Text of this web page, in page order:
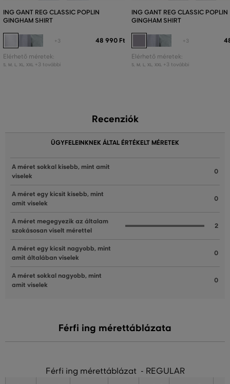
ING GANT REG CLASSIC POPLIN
GINGHAM SHIRT
+3 48 990 Ft
Elérhető méretek:
S M L XL XXL +3 további
ING GANT REG CLASSIC POPLIN
GINGHAM SHIRT
+3
Elérhető méretek:
S M L XL XXL +3 további
Recenziók
ÜGYFELEINKNEK ÁLTAL ÉRTÉKELT MÉRETEK
A méret sokkal kisebb, mint amit
viselek
0
A méret egy kicsit kisebb, mint
amit viselek
0
A méret megegyezik az általam
szokásosan viselt mérettel
2
A méret egy kicsit nagyobb, mint
amit általában viselek
0
A méret sokkal nagyobb, mint
amit viselek
0
Férfi ing mérettáblázata
Férfi ing mérettáblázat - REGULAR